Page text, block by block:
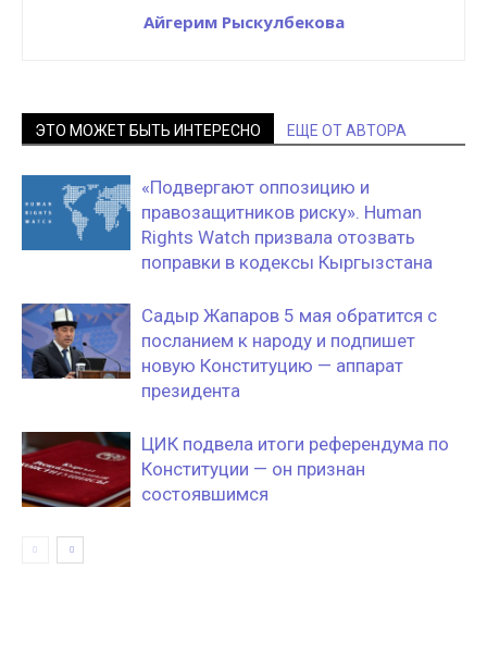
Айгерим Рыскулбекова
ЭТО МОЖЕТ БЫТЬ ИНТЕРЕСНО ЕЩЕ ОТ АВТОРА
«Подвергают оппозицию и
правозащитников риску». Human
Rights Watch призвала отозвать
поправки в кодексы Кыргызстана
Садыр Жапаров 5 мая обратится с
посланием к народу и подпишет
новую Конституцию — аппарат
президента
ЦИК подвела итоги референдума по
Конституции — он признан
состоявшимся